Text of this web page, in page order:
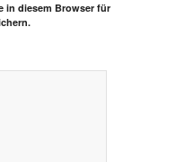
in diesem Browser für